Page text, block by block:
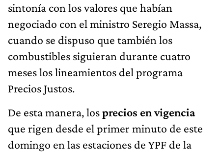
sintonía con los valores que habían
negociado con el ministro Seregio Massa,
cuando se dispuso que también los
combustibles siguieran durante cuatro
meses los lineamientos del programa
Precios Justos.
De esta manera, losprecios en vigencia
que rigen desde el primer minuto de este
domingo en las estaciones de YPF de la